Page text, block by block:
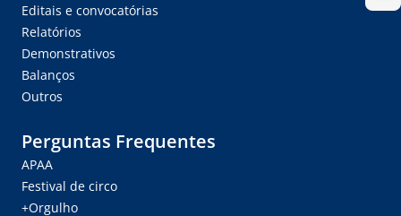
Editais e convocatórias
Relatórios
Demonstrativos
Balanços
Outros
Perguntas Frequentes
APAA
Festival de circo
+Orgulho